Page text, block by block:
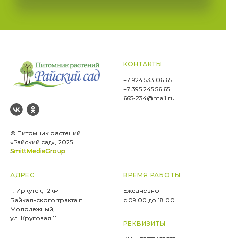
© Питомник растений
«Райский сад», 2025
SmittMediaGroup
КОНТАКТЫ
+7 924 533 06 65
+7 395 245 56 65
665-234@mail.ru
АДРЕС
г. Иркутск, 12км
Байкальского тракта п.
Молодежный,
ул. Круговая 11
ВРЕМЯ РАБОТЫ
Ежедневно
с 09.00 до 18.00
РЕКВИЗИТЫ